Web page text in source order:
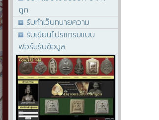
ถูก
รับทำเว็บทนายความ
รับเขียนโปรแกรมแบบ
ฟอร์มรับข้อมูล